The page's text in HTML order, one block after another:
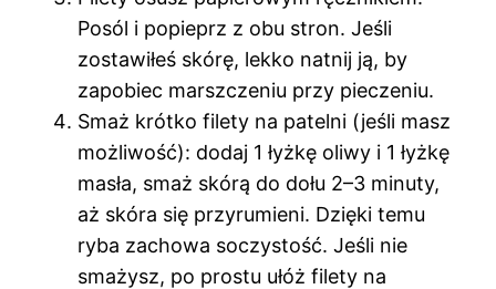
Posól i popieprz z obu stron. Jeśli
zostawiłeś skórę, lekko natnij ją, by
zapobiec marszczeniu przy pieczeniu.
Smaż krótko filety na patelni (jeśli masz
możliwość): dodaj 1 łyżkę oliwy i 1 łyżkę
masła, smaż skórą do dołu 2–3 minuty,
aż skóra się przyrumieni. Dzięki temu
ryba zachowa soczystość. Jeśli nie
smażysz, po prostu ułóż filety na